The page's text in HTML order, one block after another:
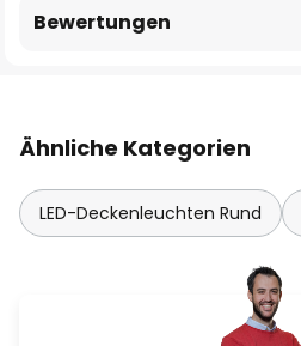
Bewertungen
Ähnliche Kategorien
LED-Deckenleuchten Rund